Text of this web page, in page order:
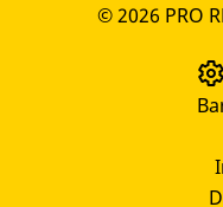
© 2026 PRO